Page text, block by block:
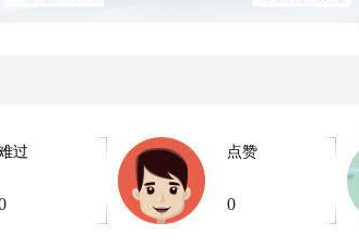
过 点赞
0